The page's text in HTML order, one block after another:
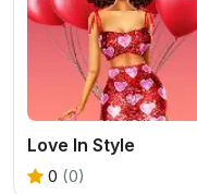
Love In Style
0 (0)